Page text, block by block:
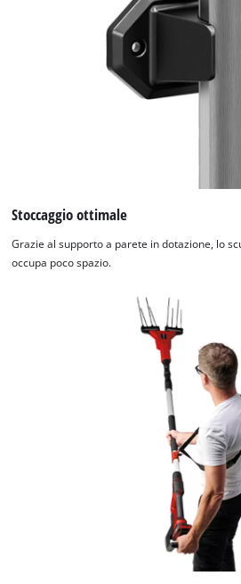
visitor. The website
the site with their
to the list of
Powered by
Stoccaggio ottimale
Grazie al supporto a parete in dotazione, lo
occupa poco spazio.